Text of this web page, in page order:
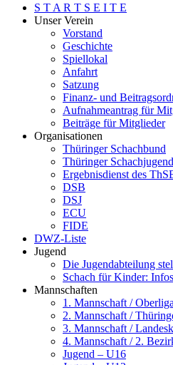
S T A R T S E I T E
Unser Verein
Vorstand
Geschichte
Spiellokal
Anfahrt
Satzung
Finanz- und
Aufnahmeantrag für
Beiträge für Mitglieder
Organisationen
Thüringer Schachbund
Thüringer Schachjugend
Ergebnisdienst des
DSB
DSJ
ECU
FIDE
DWZ-Liste
Jugend
Die Jugendabteilung
Schach für Kinder:
Mannschaften
1. Mannschaft /
2. Mannschaft /
3. Mannschaft /
4. Mannschaft / 2.
Jugend – U16